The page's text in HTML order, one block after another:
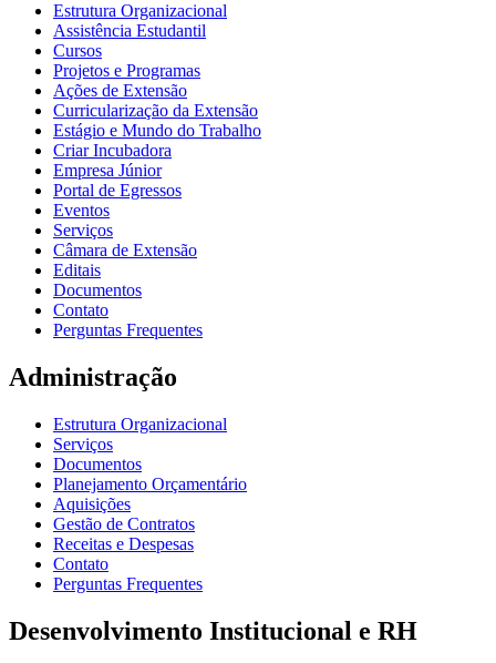
Estrutura Organizacional
Assistência Estudantil
Cursos
Projetos e Programas
Ações de Extensão
Curricularização da Extensão
Estágio e Mundo do Trabalho
Criar Incubadora
Empresa Júnior
Portal de Egressos
Eventos
Serviços
Câmara de Extensão
Editais
Documentos
Contato
Perguntas Frequentes
Administração
Estrutura Organizacional
Serviços
Documentos
Planejamento Orçamentário
Aquisições
Gestão de Contratos
Receitas e Despesas
Contato
Perguntas Frequentes
Desenvolvimento Institucional e RH